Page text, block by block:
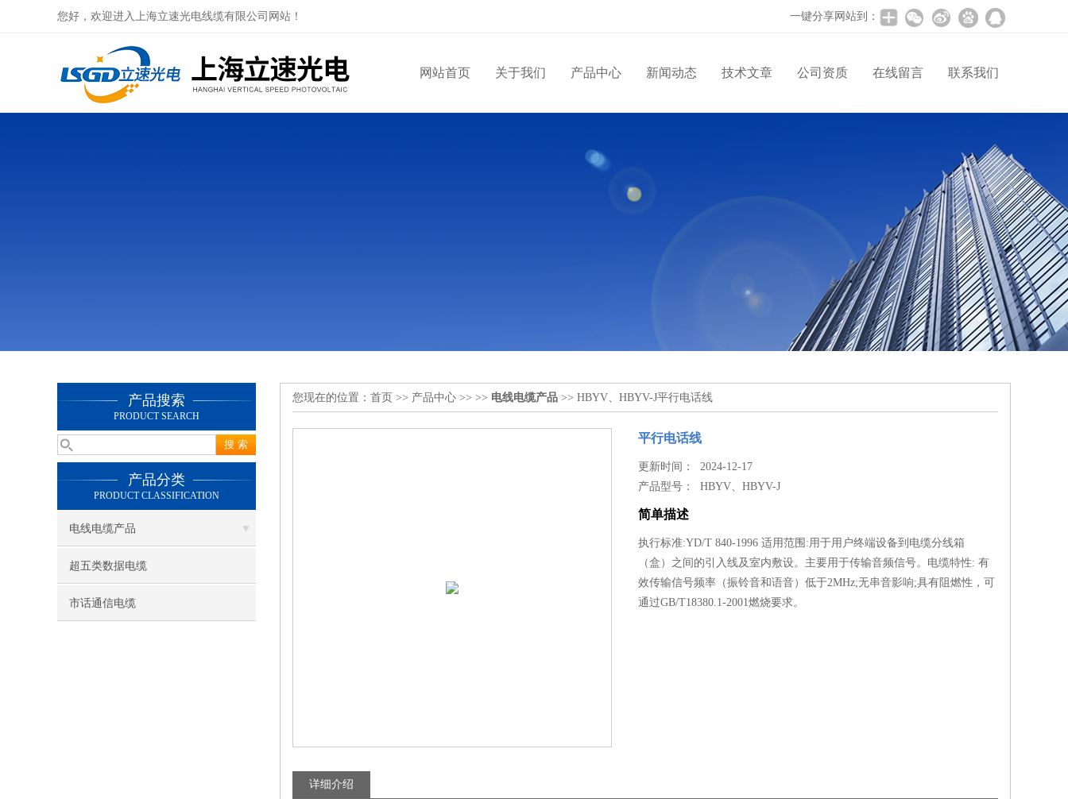
您好，欢迎进入上海立速光电线缆有限公司网站！ 一键分享网站到：
网站首页 关于我们 产品中心 新闻动态 技术文章 公司资质 在线留言 联系我们
产品搜索
PRODUCT SEARCH
产品分类
PRODUCT CLASSIFICATION
电线电缆产品
超五类数据电缆
市话通信电缆
您现在的位置： 首页 >> 产品中心 >> >> 电线电缆产品 >> HBYV、HBYV-J平行电话线
平行电话线
更新时间： 2024-12-17
产品型号：HBYV、HBYV-J
简单描述
执行标准:YD/T 840-1996 适用范围:用于用户终端设备到电缆分线箱
（盒）之间的引入线及室内敷设。主要用于传输音频信号。电缆特性: 有
效传输信号频率（振铃音和语音）低于2MHz;无串音影响;具有阻燃性，可
通过GB/T18380.1-2001燃烧要求。
详细介绍